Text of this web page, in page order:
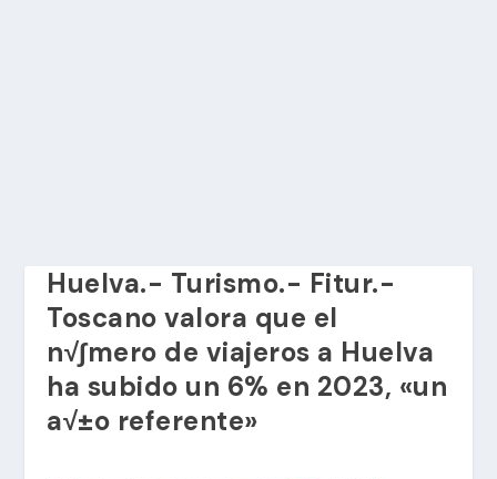
Huelva.- Turismo.- Fitur.-
Toscano valora que el
n√∫mero de viajeros a Huelva
ha subido un 6% en 2023, «un
a√±o referente»